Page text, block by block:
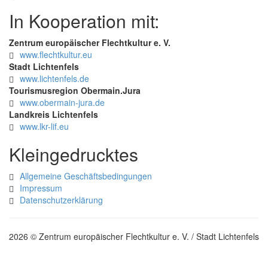
In Kooperation mit:
Zentrum europäischer Flechtkultur e. V.
www.flechtkultur.eu
Stadt Lichtenfels
www.lichtenfels.de
Tourismusregion Obermain.Jura
www.obermain-jura.de
Landkreis Lichtenfels
www.lkr-lif.eu
Kleingedrucktes
Allgemeine Geschäftsbedingungen
Impressum
Datenschutzerklärung
2026 © Zentrum europäischer Flechtkultur e. V. / Stadt Lichtenfels